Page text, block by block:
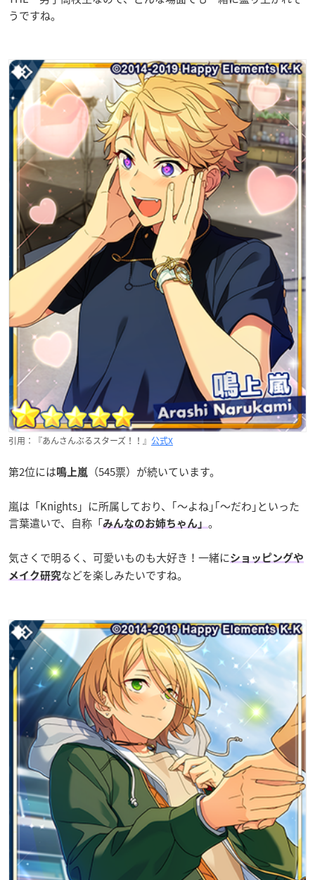
うですね。
引用：『あんさんぶるスターズ！！』 公式X
第2位には 鳴上嵐 （545票）が続いています。
嵐は「Knights」に所属しており、｢〜よね｣｢〜だわ｣といった
言葉遣いで、自称「みんなのお姉ちゃん」 。
気さくで明るく、可愛いものも大好き！一緒にショッピングや
メイク研究などを楽しみたいですね。